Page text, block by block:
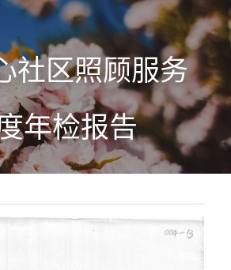
社区照顾服务
年检报告